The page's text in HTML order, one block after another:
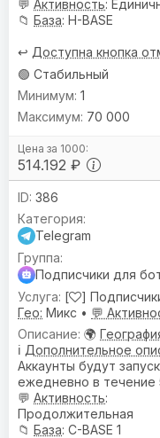
💬 Активность:
📁 База: H-BASE
↩️ Доступна кнопка
🟢 Стабильный
514.192 ₽
1
70 000
386
Telegram
Подписчики для
[
]
Гео: Микс • 💬
🌍
ℹ️ Дополнительное
Аккаунты будут
ежедневно в течение
💬 Активность:
Продолжительная
📁 База: C-BASE 1